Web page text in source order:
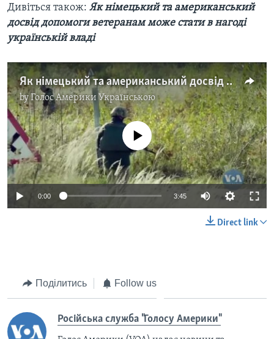
Дивіться також: Як німецький та американський
досвід допомоги ветеранам може стати в нагоді
українській владі
Як німецький та американський досвід допомоги ветеранам може стати в нагоді українській владі. Відео
byГолос Америки Українською
No media source currently available
0:00 3:45
Direct link
Поділитись Follow us
Російська служба "Голосу Америки"